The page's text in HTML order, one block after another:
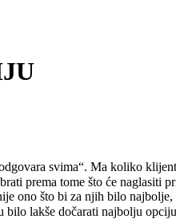
svima“. Ma koliko
prema tome što će naglasiti
ono što bi za njih bilo
lakše dočarati najbolju